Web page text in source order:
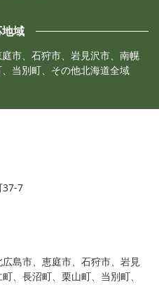
域
市、石狩市、岩見沢市、南幌
当別町、その他北海道全域
37-7
島市、恵庭市、石狩市、岩見
、長沼町、栗山町、当別町、